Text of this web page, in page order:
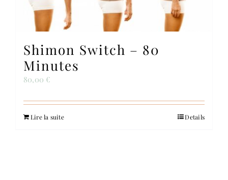
Shimon Switch – 80
Minutes
80,00 €
Lire la suite Details